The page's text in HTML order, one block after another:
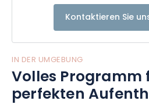
Kontaktieren Sie
IN DER UMGEBUNG
Volles Programm
perfekten